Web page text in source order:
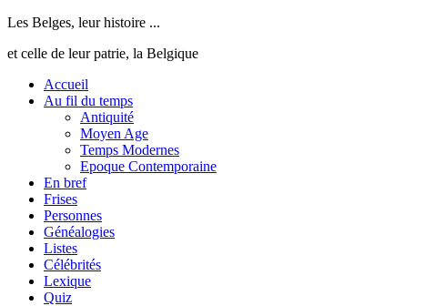
Les Belges, leur histoire ...
et celle de leur patrie, la Belgique
Accueil
Au fil du temps
Antiquité
Moyen Age
Temps Modernes
Epoque Contemporaine
En bref
Frises
Personnes
Généalogies
Listes
Célébrités
Lexique
Quiz